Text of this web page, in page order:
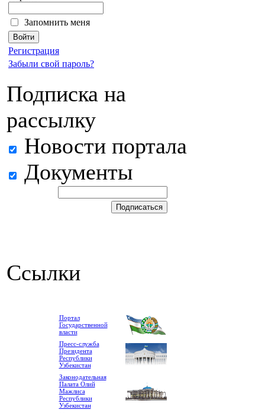
Запомнить меня
Регистрация
Забыли свой пароль?
Подписка на
рассылку
Новости портала
Документы
Ссылки
Портал
Государственной
власти
Пресс-служба
Президента
Республики
Узбекистан
Законодательная
Палата Олий
Мажлиса
Республики
Узбекистан